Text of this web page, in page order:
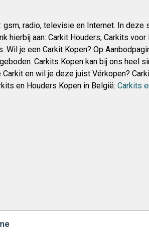
radio, televisie en Internet. In deze
hierbij aan: Carkit Houders, Carkits
je een Carkit Kopen? Op
Carkits Kopen kan bij ons heel
en wil je deze juist Vérkopen?
en Houders Kopen in België: Carkits